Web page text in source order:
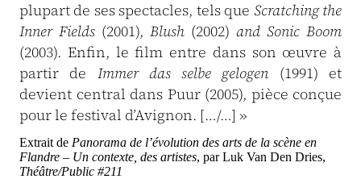
plupart de ses spectacles, tels que Scratching the
Inner Fields (2001), Blush (2002) and Sonic Boom
(2003). Enfin, le film entre dans son œuvre à
partir de Immer das selbe gelogen (1991) et
devient central dans Puur (2005), pièce conçue
pour le festival d’Avignon. […/…] »
Extrait de Panorama de l’évolution des arts de la scène en
Flandre – Un contexte, des artistes, par Luk Van Den Dries,
Théâtre/Public #211